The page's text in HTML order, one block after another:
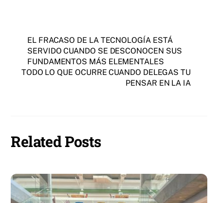
EL FRACASO DE LA TECNOLOGÍA ESTÁ
SERVIDO CUANDO SE DESCONOCEN SUS
FUNDAMENTOS MÁS ELEMENTALES
TODO LO QUE OCURRE CUANDO DELEGAS TU
PENSAR EN LA IA
Related Posts